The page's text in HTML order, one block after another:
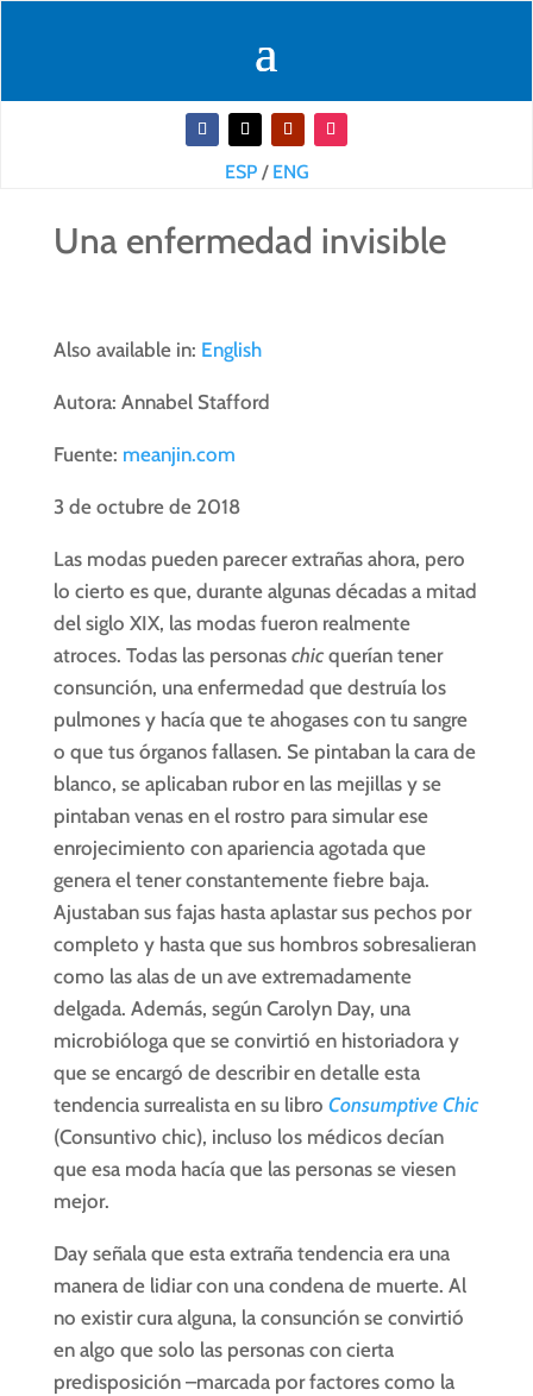
ESP/ ENG
Una enfermedad invisible
Also available in: English
Autora: Annabel Stafford
Fuente: meanjin.com
3 de octubre de 2018
Las modas pueden parecer extrañas ahora, pero
lo cierto es que, durante algunas décadas a mitad
del siglo XIX, las modas fueron realmente
atroces. Todas las personas chicquerían tener
consunción, una enfermedad que destruía los
pulmones y hacía que te ahogases con tu sangre
o que tus órganos fallasen. Se pintaban la cara de
blanco, se aplicaban rubor en las mejillas y se
pintaban venas en el rostro para simular ese
enrojecimiento con apariencia agotada que
genera el tener constantemente fiebre baja.
Ajustaban sus fajas hasta aplastar sus pechos por
completo y hasta que sus hombros sobresalieran
como las alas de un ave extremadamente
delgada. Además, según Carolyn Day, una
microbióloga que se convirtió en historiadora y
que se encargó de describir en detalle esta
tendencia surrealista en su libro Consumptive Chic
(Consuntivo chic), incluso los médicos decían
que esa moda hacía que las personas se viesen
mejor.
Day señala que esta extraña tendencia era una
manera de lidiar con una condena de muerte. Al
no existir cura alguna, la consunción se convirtió
en algo que solo las personas con cierta
predisposición –marcada por factores como la